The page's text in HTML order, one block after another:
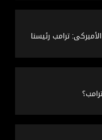
ترامب رئيسنا